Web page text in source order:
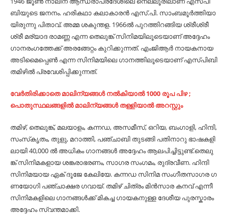
ബി​യു​ടെ ജ​ന​നം. ഹ​രി​ക​ഥാ ക​ലാ​കാ​ര​ന്‍ എ​സ്.​പി. സാം​ബ​മൂ​ര്‍​ത്തി​യാ​
യി​രു​ന്നു പി​താ​വ്. അ​മ്മ ശ​കു​ന്ത​ള. 1966ല്‍ ​പു​റ​ത്തി​റ​ങ്ങി​യ ശ്രീ​ശ്രീ​
ശ്രീ മ​ര്യാ​ദ രാ​മ​ണ്ണ എ​ന്ന തെ​ലു​ങ്ക് സി​നി​മ​യി​ലൂ​ടെ​യാ​ണ് അ​ദ്ദേ​ഹം
ഗാ​ന​രം​ഗ​ത്തേ​ക്ക് അ​ര​ങ്ങേ​റ്റം കു​റി​ക്കു​ന്ന​ത്. എം​ജി​ആ​ര്‍ നാ​യ​ക​നാ​യ
അ​ടി​മൈ​പ്പെ​ണ്‍ എ​ന്ന സി​നി​മ​യി​ലെ ഗാ​ന​ത്തി​ലൂ​ടെ​യാ​ണ് എ​സ്പി​ബി
ത​മി​ഴി​ല്‍ പ്ര​വേ​ശി​പ്പി​ക്കു​ന്ന​ത്.
വേർതിരിക്കാതെ മാലിന്യങ്ങൾ നൽകിയാൽ 1000 രൂപ പിഴ ;
പൊതുസ്ഥലങ്ങളിൽ മാലിന്യങ്ങൾ തള്ളിയാൽ അറസ്റ്റും
ത​മി​ഴ്, തെ​ലു​ങ്ക്, മ​ല​യാ​ളം, ക​ന്ന​ഡ, അ​സ​മീ​സ്, ഒ​റി​യ, ബം​ഗാ​ളി, ഹി​ന്ദി,
സം​സ്‌​കൃ​തം, തു​ളു, മ​റാ​ത്തി, പ​ഞ്ചാ​ബി തു​ട​ങ്ങി പ​തി​നാ​റു ഭാ​ഷ​ക​ളി​
ലാ​യി 40,000 ല്‍ ​അ​ധി​കം ഗാ​ന​ങ്ങ​ള്‍ അ​ദ്ദേ​ഹം ആ​ല​പി​ച്ചി​ട്ടു​ണ്ട്.​തെ​ലു​
ങ്ക് സി​നി​മ​ക​ളാ​യ ശ​ങ്ക​രാ​ഭ​ര​ണം, സാ​ഗ​ര സം​ഗ​മം, രു​ദ്ര​വീ​ണ. ഹി​ന്ദി
സി​നി​മ​യാ​യ ഏ​ക് ദൂ​ജേ കേ​ലി​യേ. ക​ന്ന​ഡ സി​നി​മ സം​ഗീ​ത​സാ​ഗ​ര ഗ​
ണ​യോ​ഗി പ​ഞ്ചാ​ക്ഷ​ര ഗ​വാ​യ്. ത​മി​ഴ് ചി​ത്രം മി​ന്‍​സാ​ര ക​ന​വ് എ​ന്നീ
സി​നി​മ​ക​ളി​ലെ ഗാ​ന​ങ്ങ​ള്‍​ക്ക് മി​ക​ച്ച ഗാ​യ​ക​നു​ള്ള ദേ​ശീ​യ പു​ര​സ്കാ​രം
അ​ദ്ദേ​ഹം സ്വ​ന്ത​മാ​ക്കി.